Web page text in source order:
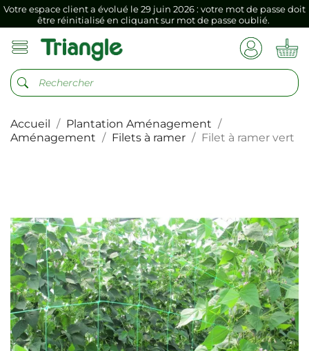
Si vous aviez mémorisé votre précédent mot de passe dans votre
navigateur internet, il doit être réenregistré à la première connexion
vers votre nouvel espace client.
Votre espace client a évolué le 29 juin 2026 : votre mot de passe doit
être réinitialisé en cliquant sur mot de passe oublié.
Si vous aviez mémorisé votre précédent mot de passe dans votre
navigateur internet, il doit être réenregistré à la première connexion
Accueil
Plantation Aménagement
Aménagement
Filets à ramer Filet à ramer vert